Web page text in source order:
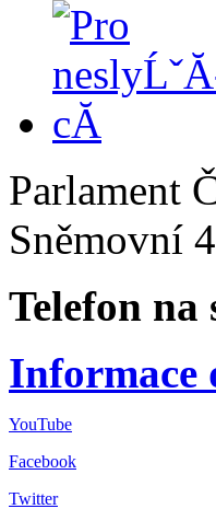
Parlament
Sněmovní
Telefon
Informace
YouTube
Facebook
Twitter